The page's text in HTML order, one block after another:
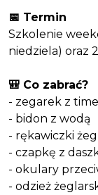
📅 Termin
Szkolenie
niedziela) oraz
🎒 Co zabrać?
- zegarek z
- bidon z wodą
- rękawiczki
- czapkę z
- okulary
- odzież